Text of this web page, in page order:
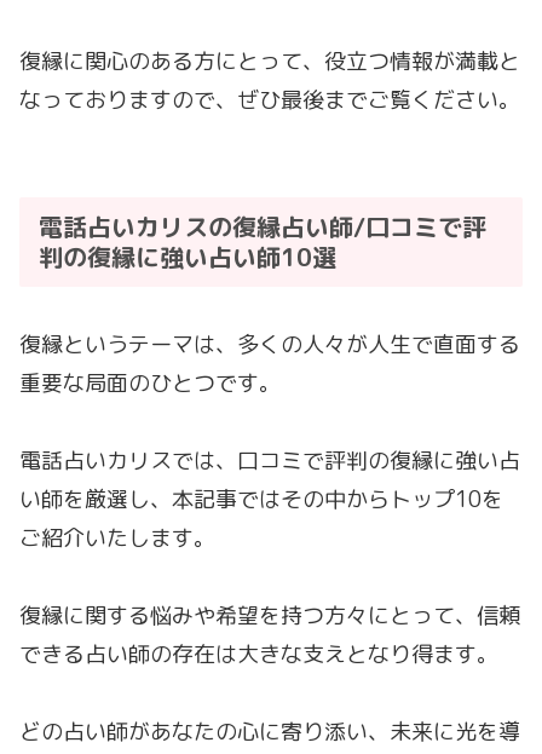
復縁に関心のある方にとって、役立つ情報が満載と
なっておりますので、ぜひ最後までご覧ください。
電話占いカリスの復縁占い師/口コミで評
判の復縁に強い占い師10選
復縁というテーマは、多くの人々が人生で直面する
重要な局面のひとつです。
電話占いカリスでは、口コミで評判の復縁に強い占
い師を厳選し、本記事ではその中からトップ10を
ご紹介いたします。
復縁に関する悩みや希望を持つ方々にとって、信頼
できる占い師の存在は大きな支えとなり得ます。
どの占い師があなたの心に寄り添い、未来に光を導